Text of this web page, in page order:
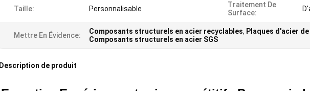
Taille: Personnalisable
Traitement De
Surface:
Mettre En Évidence: Composants structurels en acier recyclables, Plaques d'acier
Composants structurels en acier SGS
Description de produit